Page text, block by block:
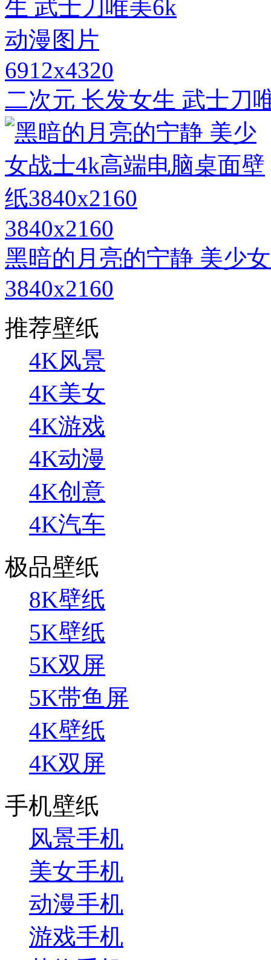
6912x4320
二次元 长发女生 武士刀
3840x2160
黑暗的月亮的宁静 美少
3840x2160
推荐壁纸
4K风景
4K美女
4K游戏
4K动漫
4K创意
4K汽车
极品壁纸
8K壁纸
5K壁纸
5K双屏
5K带鱼屏
4K壁纸
4K双屏
手机壁纸
风景手机
美女手机
动漫手机
游戏手机